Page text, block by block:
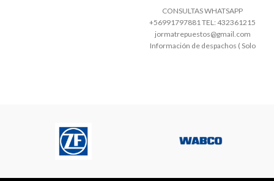
CONSULTAS WHATSAPP
+56991797881 TEL: 432361215
jormatrepuestos@gmail.com
Información de despachos ( Solo